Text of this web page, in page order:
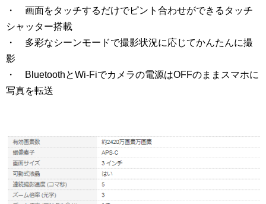
・ 画面をタッチするだけでピント合わせができるタッチ
シャッター搭載
・ 多彩なシーンモードで撮影状況に応じてかんたんに撮
影
・ BluetoothとWi-Fiでカメラの電源はOFFのままスマホに
写真を転送